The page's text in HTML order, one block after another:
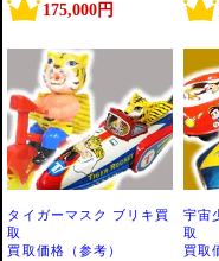
175,000円
タイガーマスク ブリキ買
取
買取価格（参考）
宇宙
取
買取